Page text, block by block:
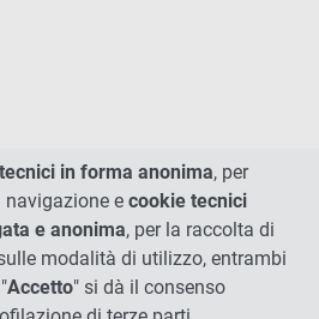
in forma anonima, per
navigazione e cookie tecnici
e anonima, per la raccolta di
modalità di utilizzo, entrambi
Accetto" si dà il consenso